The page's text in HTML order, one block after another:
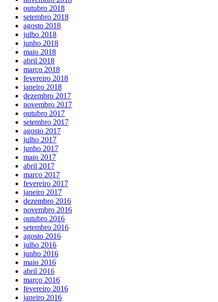
outubro 2018
setembro 2018
agosto 2018
julho 2018
junho 2018
maio 2018
abril 2018
março 2018
fevereiro 2018
janeiro 2018
dezembro 2017
novembro 2017
outubro 2017
setembro 2017
agosto 2017
julho 2017
junho 2017
maio 2017
abril 2017
março 2017
fevereiro 2017
janeiro 2017
dezembro 2016
novembro 2016
outubro 2016
setembro 2016
agosto 2016
julho 2016
junho 2016
maio 2016
abril 2016
março 2016
fevereiro 2016
janeiro 2016